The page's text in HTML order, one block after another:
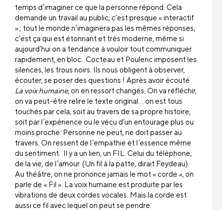
temps d’imaginer ce que la personne répond. Cela
demande un travail au public, c’est presque « interactif
» ; tout le monde n’imaginera pas les mêmes réponses,
c’est ça qui est étonnant et très moderne, même si
aujourd’hui on a tendance à vouloir tout communiquer
rapidement, en bloc. Cocteau et Poulenc imposent les
silences, les trous noirs. Ils nous obligent à observer,
écouter, se poser des questions ! Après avoir écouté
La voix humaine, on en ressort changés. On va réfléchir,
on va peut-être relire le texte original… on est tous
touchés par cela, soit au travers de sa propre histoire,
soit par l’expérience ou le vécu d’un entourage plus ou
moins proche. Personne ne peut, ne doit passer au
travers. On ressent de l’empathie et l’essence même
du sentiment. Il y a un lien, un FIL. Celui du téléphone,
de la vie, de l’amour. (Un fil à la patte, dirait Feydeau).
Au théâtre, on ne prononce jamais le mot « corde », on
parle de « Fil ». La voix humaine est produite par les
vibrations de deux cordes vocales. Mais la corde est
aussi ce fil avec lequel on peut se pendre.